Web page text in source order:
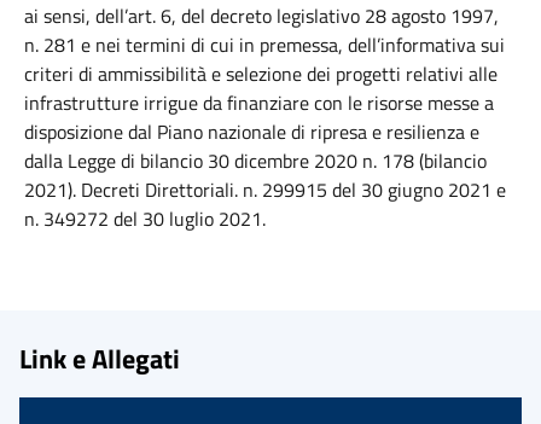
ai sensi, dell’art. 6, del decreto legislativo 28 agosto 1997,
n. 281 e nei termini di cui in premessa, dell’informativa sui
criteri di ammissibilità e selezione dei progetti relativi alle
infrastrutture irrigue da finanziare con le risorse messe a
disposizione dal Piano nazionale di ripresa e resilienza e
dalla Legge di bilancio 30 dicembre 2020 n. 178 (bilancio
2021). Decreti Direttoriali. n. 299915 del 30 giugno 2021 e
n. 349272 del 30 luglio 2021.
Link e Allegati